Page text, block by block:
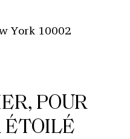
York 10002
POUR
ÉTOILÉ